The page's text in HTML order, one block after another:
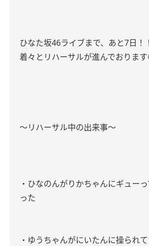
ひなた坂46ライブまで、あと7日！！
着々とリハーサルが進んでおりま
〜リハーサル中の出来事〜
・ひなのんがりかちゃんにギュー
った
・ゆうちゃんがにいたんに操られて